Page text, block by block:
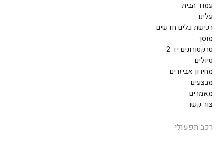
עמוד הבית
עלינו
רכישת כלים חדשים
מוסך
טרקטורונים יד 2
טיולים
מחירון אביזרים
מבצעים
מאמרים
צור קשר
רכב תפעולי